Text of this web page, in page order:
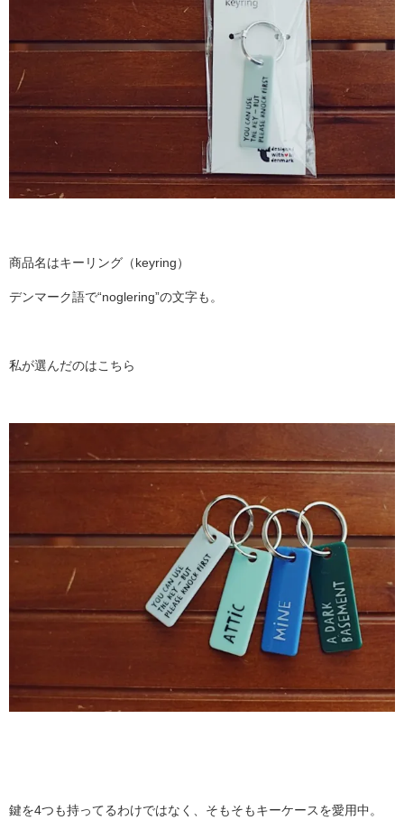
商品名はキーリング（keyring）
デンマーク語で“noglering”の文字も。
私が選んだのはこちら
鍵を4つも持ってるわけではなく、そもそもキーケースを愛用中。